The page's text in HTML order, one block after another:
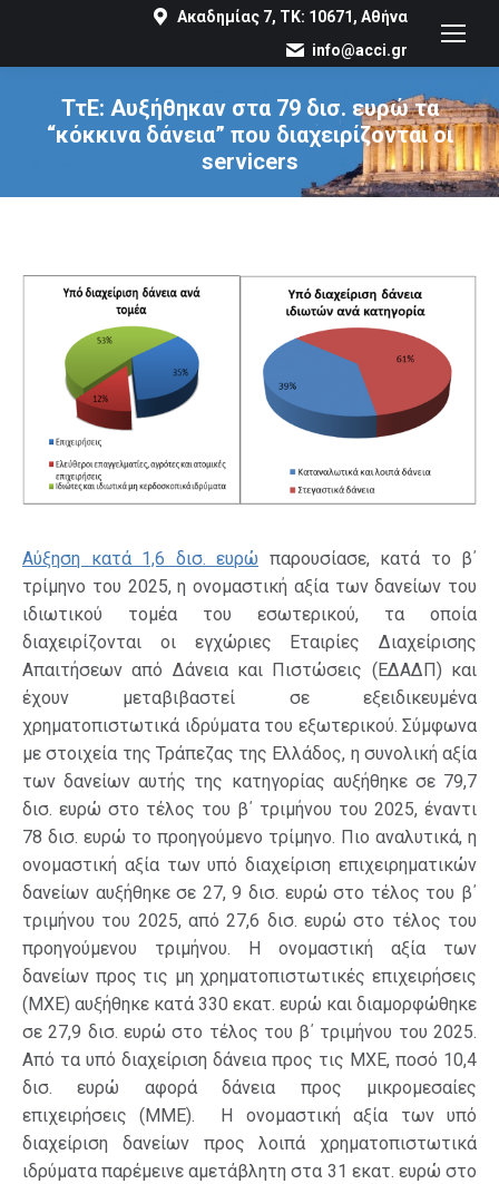
Ακαδημίας 7, ΤΚ: 10671, Αθήνα
info@acci.gr
ΤτΕ: Αυξήθηκαν στα 79 δισ. ευρώ τα
“κόκκινα δάνεια” που διαχειρίζονται οι
servicers
You are here:
Αύξηση κατά 1,6 δισ. ευρώ παρουσίασε, κατά το β΄
τρίμηνο του 2025, η ονομαστική αξία των δανείων του
ιδιωτικού τομέα του εσωτερικού, τα οποία
διαχειρίζονται οι εγχώριες Εταιρίες Διαχείρισης
Απαιτήσεων από Δάνεια και Πιστώσεις (ΕΔΑΔΠ) και
έχουν μεταβιβαστεί σε εξειδικευμένα
χρηματοπιστωτικά ιδρύματα του εξωτερικού. Σύμφωνα
με στοιχεία της Τράπεζας της Ελλάδος, η συνολική αξία
των δανείων αυτής της κατηγορίας αυξήθηκε σε 79,7
δισ. ευρώ στο τέλος του β΄ τριμήνου του 2025, έναντι
78 δισ. ευρώ το προηγούμενο τρίμηνο. Πιο αναλυτικά, η
ονομαστική αξία των υπό διαχείριση επιχειρηματικών
δανείων αυξήθηκε σε 27, 9 δισ. ευρώ στο τέλος του β΄
τριμήνου του 2025, από 27,6 δισ. ευρώ στο τέλος του
προηγούμενου τριμήνου. Η ονομαστική αξία των
δανείων προς τις μη χρηματοπιστωτικές επιχειρήσεις
(ΜΧΕ) αυξήθηκε κατά 330 εκατ. ευρώ και διαμορφώθηκε
σε 27,9 δισ. ευρώ στο τέλος του β΄ τριμήνου του 2025.
Από τα υπό διαχείριση δάνεια προς τις ΜΧΕ, ποσό 10,4
δισ. ευρώ αφορά δάνεια προς μικρομεσαίες
επιχειρήσεις (ΜΜΕ). Η ονομαστική αξία των υπό
διαχείριση δανείων προς λοιπά χρηματοπιστωτικά
ιδρύματα παρέμεινε αμετάβλητη στα 31 εκατ. ευρώ στο